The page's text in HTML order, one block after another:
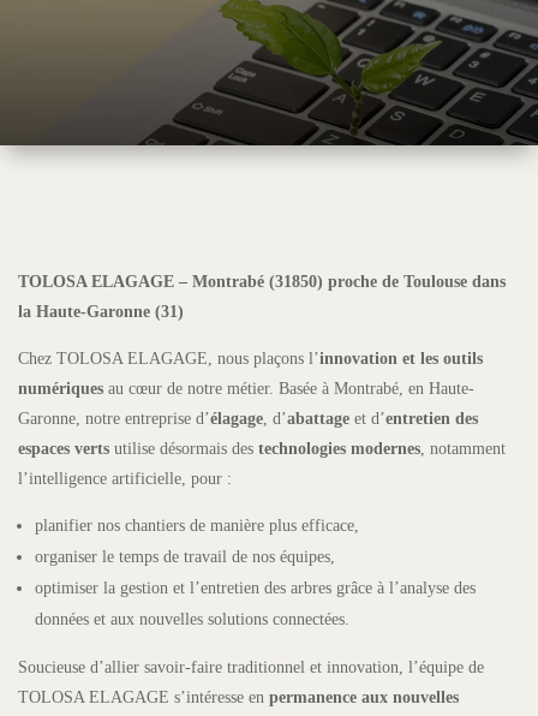
TOLOSA ELAGAGE – Montrabé (31850) proche de Toulouse dans
la Haute-Garonne (31)
Chez TOLOSA ELAGAGE, nous plaçons l’innovation et les outils
numériques au cœur de notre métier. Basée à Montrabé, en Haute-
Garonne, notre entreprise d’élagage , d’abattage et d’entretien des
espaces verts utilise désormais des technologies modernes , notamment
l’intelligence artificielle, pour :
planifier nos chantiers de manière plus efficace,
organiser le temps de travail de nos équipes,
optimiser la gestion et l’entretien des arbres grâce à l’analyse des
données et aux nouvelles solutions connectées.
Soucieuse d’allier savoir-faire traditionnel et innovation, l’équipe de
TOLOSA ELAGAGE s’intéresse en permanence aux nouvelles